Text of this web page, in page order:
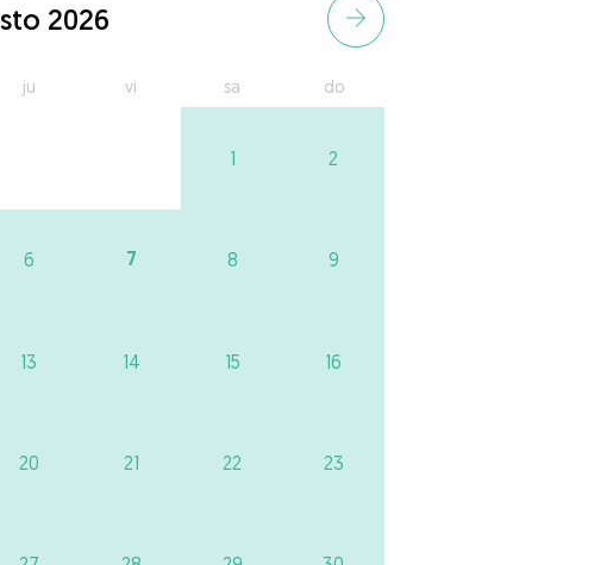
2026
ju vi sa do
1 2
6 7 8 9
13 14 15 16
20 21 22 23